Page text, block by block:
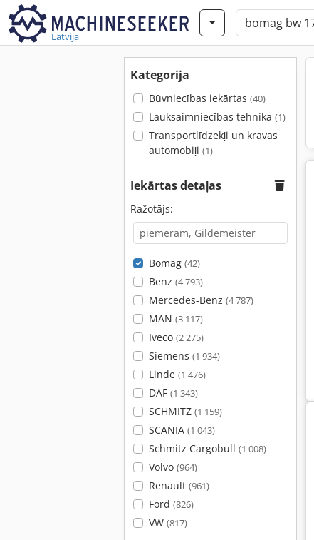
Latvija
Kategorija
Būvniecības iekārtas (40)
Lauksaimniecības tehnika (1)
Transportlīdzekļi un kravas
automobiļi (1)
Iekārtas detaļas
Ražotājs:
Bomag (42)
Benz (4 793)
Mercedes-Benz (4 787)
MAN (3 117)
Iveco (2 275)
Siemens (1 934)
Linde (1 476)
DAF (1 343)
SCHMITZ (1 159)
SCANIA (1 043)
Schmitz Cargobull (1 008)
Volvo (964)
Renault (961)
Ford (826)
VW (817)